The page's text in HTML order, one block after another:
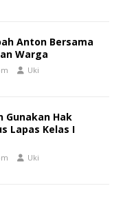
Anton Bersama
Warga
Uki
Gunakan Hak
Lapas Kelas I
Uki